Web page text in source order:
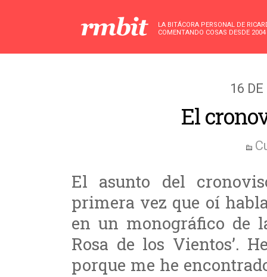
LA BITÁCORA PERSONAL DE
COMENTANDO COSAS DESDE 2004
16
El
El asunto del
primera vez que oí
en un monográfico de
Rosa de los Vientos’.
porque me he